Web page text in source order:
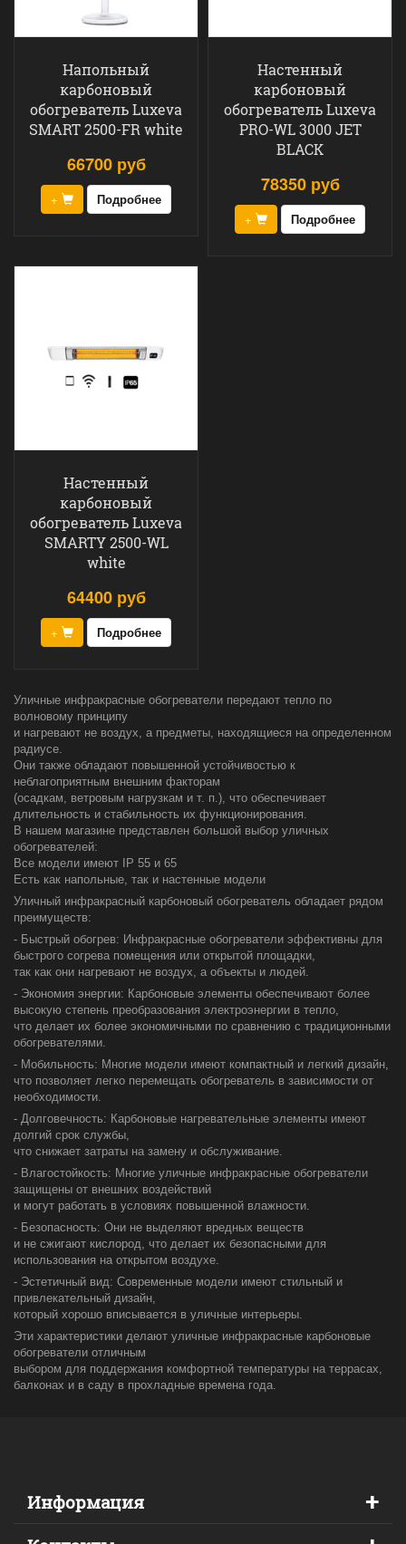
Напольный
карбоновый
обогреватель Luxeva
SMART 2500-FR white
66700 руб
+ Подробнее
Настенный
карбоновый
обогреватель Luxeva
PRO-WL 3000 JET
BLACK
78350 руб
+ Подробнее
Настенный
карбоновый
обогреватель Luxeva
SMARTY 2500-WL
white
64400 руб
+ Подробнее
Уличные инфракрасные обогреватели передают тепло по
волновому принципу
и нагревают не воздух, а предметы, находящиеся на определенном
радиусе.
Они также обладают повышенной устойчивостью к
неблагоприятным внешним факторам
(осадкам, ветровым нагрузкам и т. п.), что обеспечивает
длительность и стабильность их функционирования.
В нашем магазине представлен большой выбор уличных
обогревателей:
Все модели имеют IP 55 и 65
Есть как напольные, так и настенные модели
Уличный инфракрасный карбоновый обогреватель обладает рядом
преимуществ:
- Быстрый обогрев: Инфракрасные обогреватели эффективны для
быстрого согрева помещения или открытой площадки,
так как они нагревают не воздух, а объекты и людей.
- Экономия энергии: Карбоновые элементы обеспечивают более
высокую степень преобразования электроэнергии в тепло,
что делает их более экономичными по сравнению с традиционными
обогревателями.
- Мобильность: Многие модели имеют компактный и легкий дизайн,
что позволяет легко перемещать обогреватель в зависимости от
необходимости.
- Долговечность: Карбоновые нагревательные элементы имеют
долгий срок службы,
что снижает затраты на замену и обслуживание.
- Влагостойкость: Многие уличные инфракрасные обогреватели
защищены от внешних воздействий
и могут работать в условиях повышенной влажности.
- Безопасность: Они не выделяют вредных веществ
и не сжигают кислород, что делает их безопасными для
использования на открытом воздухе.
- Эстетичный вид: Современные модели имеют стильный и
привлекательный дизайн,
который хорошо вписывается в уличные интерьеры.
Эти характеристики делают уличные инфракрасные карбоновые
обогреватели отличным
выбором для поддержания комфортной температуры на террасах,
балконах и в саду в прохладные времена года.
Информация +